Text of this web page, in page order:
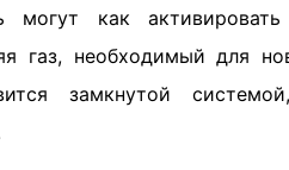
как активировать
газ, необходимый для
замкнутой